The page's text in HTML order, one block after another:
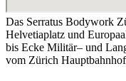
Das Serratus Bodywork
Helvetiaplatz und
bis Ecke Militär– und
vom Zürich